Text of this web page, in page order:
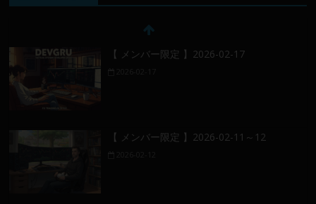
【 メンバー限定 】2026-02-17
【 メンバー限定 】2026-02-11～12